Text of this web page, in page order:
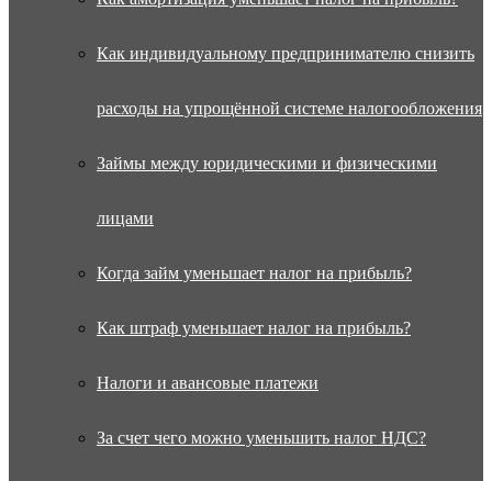
Как индивидуальному предпринимателю снизить
расходы на упрощённой системе налогообложения
Займы между юридическими и физическими
лицами
Когда займ уменьшает налог на прибыль?
Как штраф уменьшает налог на прибыль?
Налоги и авансовые платежи
За счет чего можно уменьшить налог НДС?